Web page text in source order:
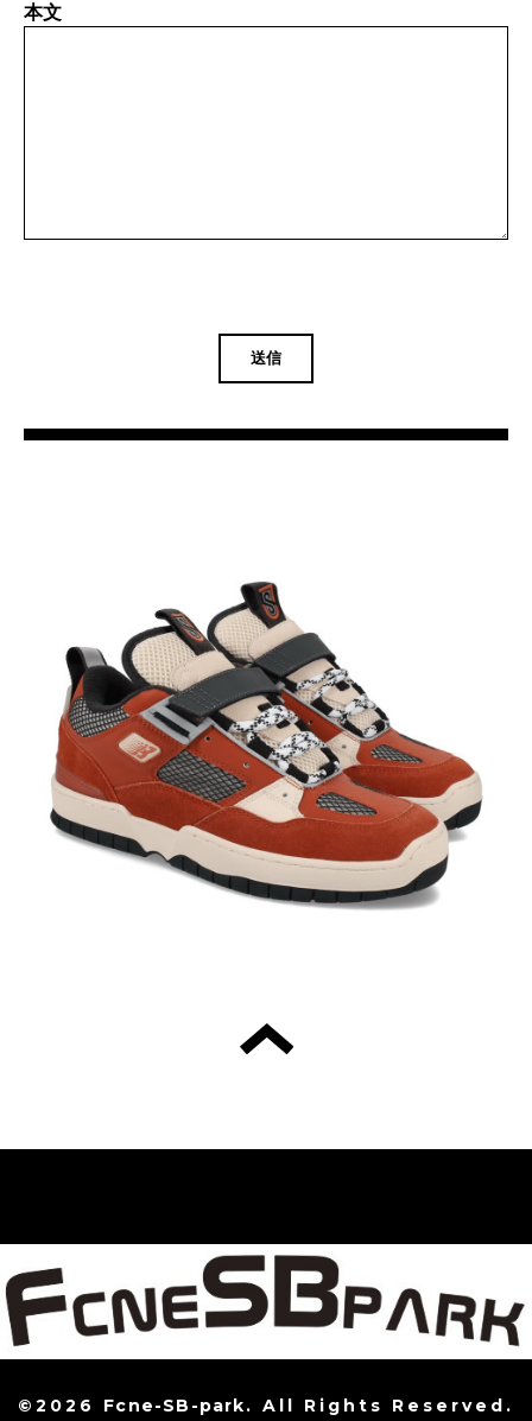
本文
©2026 Fcne-SB-park. All Rights Reserved.